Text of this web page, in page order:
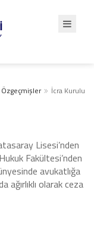
Özgeçmişler İcra Kurulu
Lisesi’nden
Fakültesi’nden
avukatlığa
ağırlıklı olarak ceza